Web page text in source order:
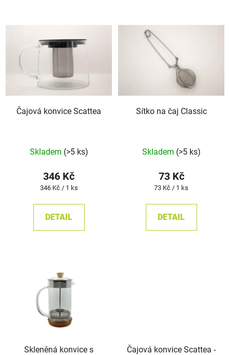
Čajová konvice Scattea
hodnocení
produktu
je
z
Skladem (>5 ks)
346 Kč
Měrná
346 Kč / 1 ks
DETAIL
Sítko na čaj Classic
Skladem (>5 ks)
73 Kč
Měrná
73 Kč / 1 ks
DETAIL
Skleněná konvice s
Čajová konvice Scattea -